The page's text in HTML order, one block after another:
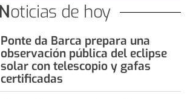
Noticias de hoy
Ponte da Barca prepara una
observación pública del eclipse
solar con telescopio y gafas
certificadas